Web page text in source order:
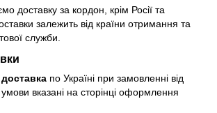
доставку за кордон, крім Росії та
залежить від країни отримання та
служби.
по Україні при замовленні від
вказані на сторінці оформлення